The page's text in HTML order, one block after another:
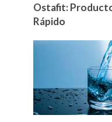
Ostafit:
Rápido